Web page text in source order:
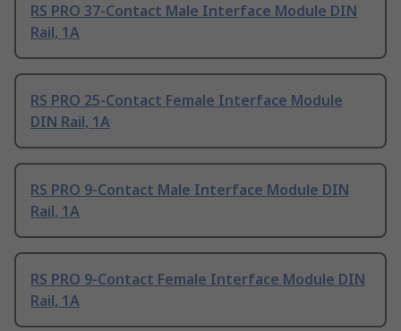
RS PRO 37-Contact Male Interface Module DIN
Rail, 1A
RS PRO 25-Contact Female Interface Module
DIN Rail, 1A
RS PRO 9-Contact Male Interface Module DIN
Rail, 1A
RS PRO 9-Contact Female Interface Module DIN
Rail, 1A